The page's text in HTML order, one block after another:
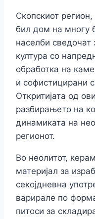
Скопскиот
бил дом на многу
населби сведочат
култура со
обработка на
и софистицирани
Откритијата од
разбирањето на
динамиката на
регионот.
Во неолитот,
материјал за
секојдневна
варирале по
питоси за